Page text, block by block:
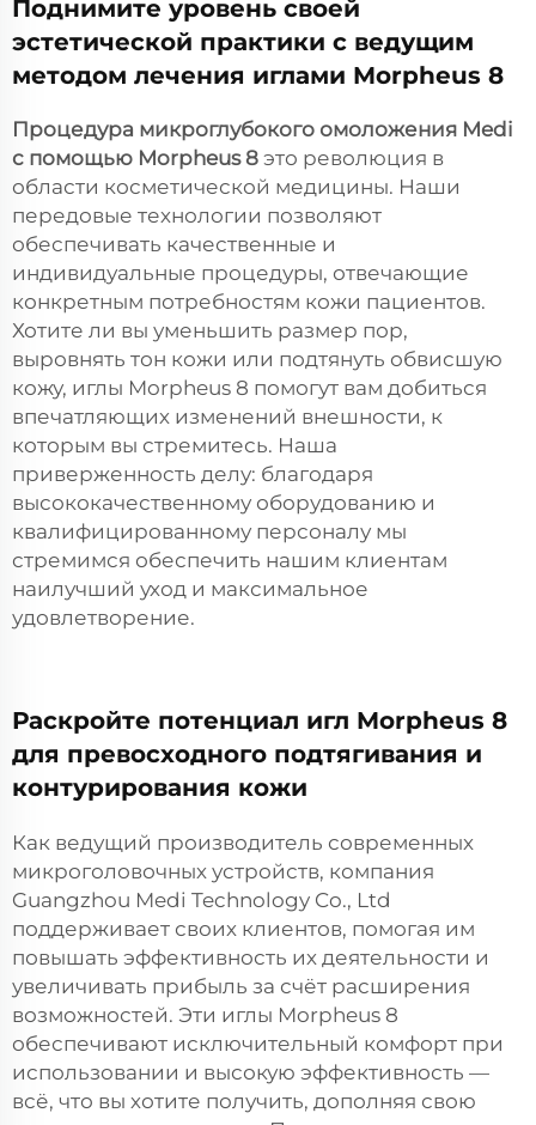
Поднимите уровень своей
эстетической практики с ведущим
методом лечения иглами Morpheus 8
Процедура микроглубокого омоложения Medi
с помощью Morpheus 8 это революция в
области косметической медицины. Наши
передовые технологии позволяют
обеспечивать качественные и
индивидуальные процедуры, отвечающие
конкретным потребностям кожи пациентов.
Хотите ли вы уменьшить размер пор,
выровнять тон кожи или подтянуть обвисшую
кожу, иглы Morpheus 8 помогут вам добиться
впечатляющих изменений внешности, к
которым вы стремитесь. Наша
приверженность делу: благодаря
высококачественному оборудованию и
квалифицированному персоналу мы
стремимся обеспечить нашим клиентам
наилучший уход и максимальное
удовлетворение.
Раскройте потенциал игл Morpheus 8
для превосходного подтягивания и
контурирования кожи
Как ведущий производитель современных
микроголовочных устройств, компания
Guangzhou Medi Technology Co., Ltd
поддерживает своих клиентов, помогая им
повышать эффективность их деятельности и
увеличивать прибыль за счёт расширения
возможностей. Эти иглы Morpheus 8
обеспечивают исключительный комфорт при
использовании и высокую эффективность —
всё, что вы хотите получить, дополняя свою